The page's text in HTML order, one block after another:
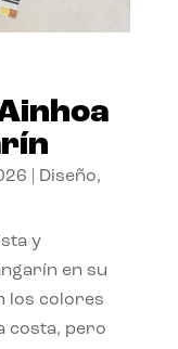
Diseño,
y
en su
los colores
costa, pero